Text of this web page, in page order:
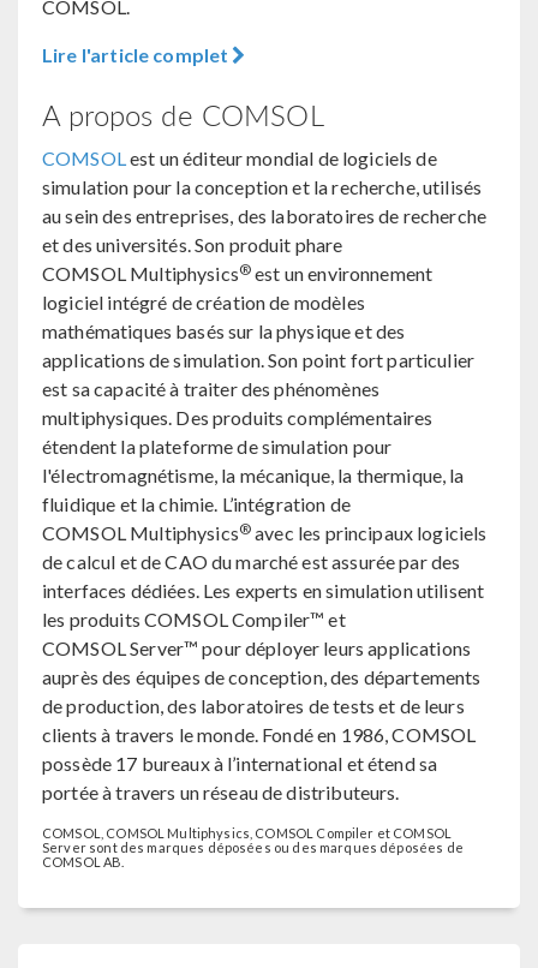
COMSOL.
Lire l'article complet
A propos de COMSOL
COMSOL est un éditeur mondial de logiciels de
simulation pour la conception et la recherche, utilisés
au sein des entreprises, des laboratoires de recherche
et des universités. Son produit phare
COMSOL Multiphysics® est un environnement
logiciel intégré de création de modèles
mathématiques basés sur la physique et des
applications de simulation. Son point fort particulier
est sa capacité à traiter des phénomènes
multiphysiques. Des produits complémentaires
étendent la plateforme de simulation pour
l'électromagnétisme, la mécanique, la thermique, la
fluidique et la chimie. L’intégration de
COMSOL Multiphysics® avec les principaux logiciels
de calcul et de CAO du marché est assurée par des
interfaces dédiées. Les experts en simulation utilisent
les produits COMSOL Compiler™ et
COMSOL Server™ pour déployer leurs applications
auprès des équipes de conception, des départements
de production, des laboratoires de tests et de leurs
clients à travers le monde. Fondé en 1986, COMSOL
possède 17 bureaux à l’international et étend sa
portée à travers un réseau de distributeurs.
COMSOL, COMSOL Multiphysics, COMSOL Compiler et COMSOL
Server sont des marques déposées ou des marques déposées de
COMSOL AB.